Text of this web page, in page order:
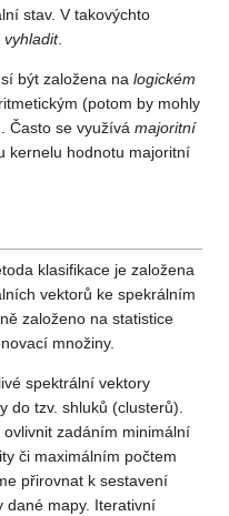
stav. V takovýchto
vyhladit.
být založena na logickém
(potom by mohly
Často se využívá majoritní
kernelu hodnotu majoritní
klasifikace je založena
vektorů ke spekrálním
založeno na statistice
množiny.
spektrální vektory
do tzv. shluků (clusterů).
zadáním minimální
či maximálním počtem
přirovnat k sestavení
dané mapy. Iterativní